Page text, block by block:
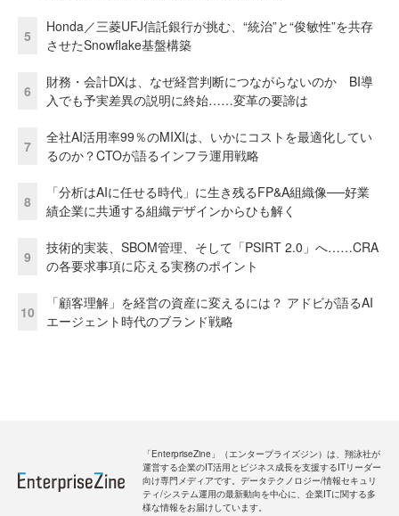
5
Honda／三菱UFJ信託銀行が挑む、“統治”と“俊敏性”を共存
させたSnowflake基盤構築
6
財務・会計DXは、なぜ経営判断につながらないのか BI導
入でも予実差異の説明に終始……変革の要諦は
7
全社AI活用率99％のMIXIは、いかにコストを最適化してい
るのか？CTOが語るインフラ運用戦略
8
「分析はAIに任せる時代」に生き残るFP&A組織像──好業
績企業に共通する組織デザインからひも解く
9
技術的実装、SBOM管理、そして「PSIRT 2.0」へ……CRA
の各要求事項に応える実務のポイント
10
「顧客理解」を経営の資産に変えるには？ アドビが語るAI
エージェント時代のブランド戦略
「EnterpriseZine」（エンタープライズジン）は、翔泳社が
運営する企業のIT活用とビジネス成長を支援するITリーダー
向け専門メディアです。データテクノロジー/情報セキュリ
ティ/システム運用の最新動向を中心に、企業ITに関する多
様な情報をお届けしています。